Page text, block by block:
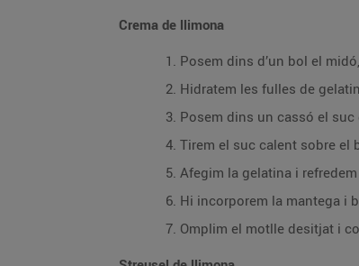
Crema de llimona
Posem dins d’un bol el
Hidratem les fulles de
Posem dins un cassó el
Tirem el suc calent sobre el
Afegim la gelatina i
Hi incorporem la mantega i
Omplim el motlle desitjat i